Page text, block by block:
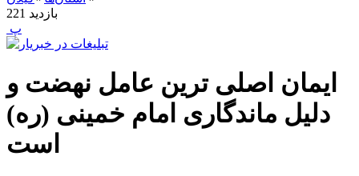
221 بازدید
‍ پ
ایمان اصلی ترین عامل نهضت و
دلیل ماندگاری امام خمینی (ره)
است